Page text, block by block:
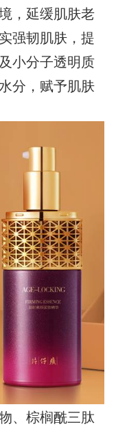
，延缓肌肤老
强韧肌肤，提
小分子透明质
分，赋予肌肤
、棕榈酰三肽